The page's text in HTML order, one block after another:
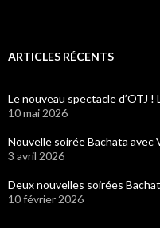
ARTICLES RÉCENTS
Le nouveau spectacle d’OTJ !
10 mai 2026
Nouvelle soirée Bachata avec
3 avril 2026
Deux nouvelles soirées
10 février 2026